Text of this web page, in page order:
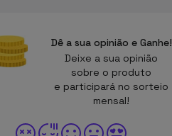
Dê a sua opinião e Ganhe!
Deixe a sua opinião
sobre o produto
e participará no sorteio
mensal!